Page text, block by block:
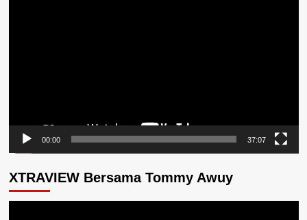
00:00 37:07
XTRAVIEW Bersama Tommy Awuy